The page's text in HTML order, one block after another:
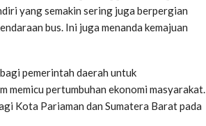
yang semakin sering juga berpergian
bus. Ini juga menanda kemajuan
pemerintah daerah untuk
memicu pertumbuhan ekonomi masyarakat.
Kota Pariaman dan Sumatera Barat pada